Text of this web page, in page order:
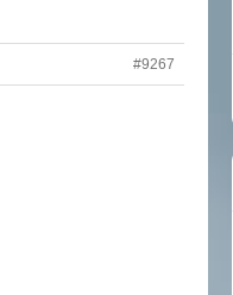
#9267